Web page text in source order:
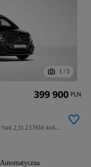
1 / 5
1950 cm3 • 237 KM • AMG Style 8 osobowy hak 2,5t 237KM 4x4 15 września
Automatyczna
399 900 PLN